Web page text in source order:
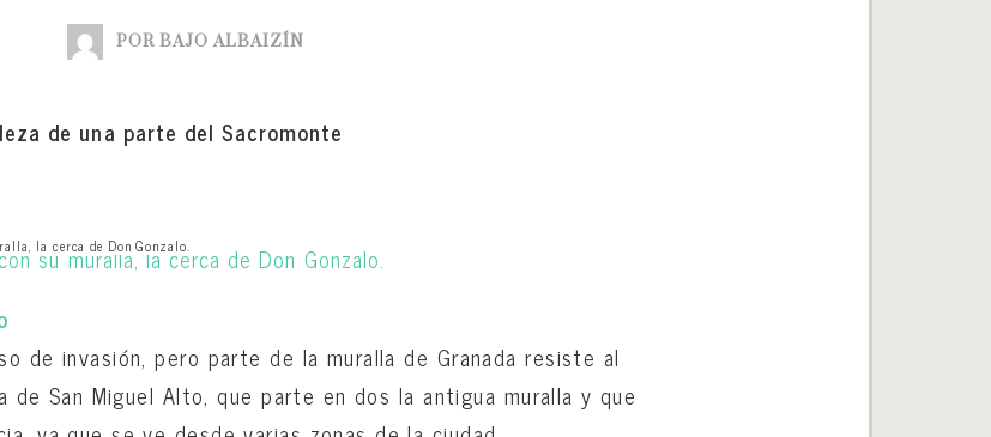
POR BAJO ALBAIZÍN
de una parte del Sacromonte
la cerca de Don Gonzalo.
de invasión, pero parte de la muralla de Granada resiste al
San Miguel Alto, que parte en dos la antigua muralla y que